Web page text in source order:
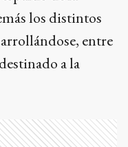
los distintos
entre
a la